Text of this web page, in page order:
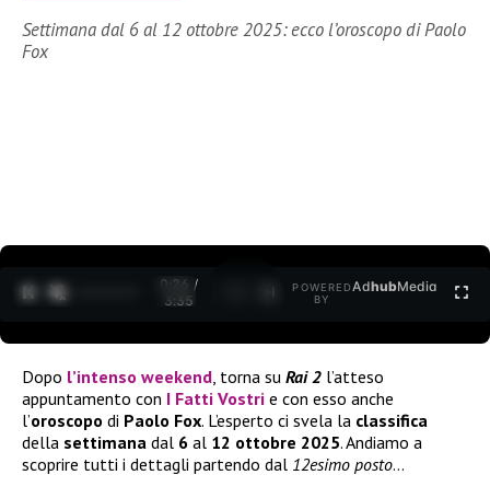
Settimana dal 6 al 12 ottobre 2025: ecco l’oroscopo di Paolo
Fox
0:27 /
3:35
POWERED
BY
AdhubMedia
Dopo l’intenso weekend , torna su Rai 2 l’atteso
appuntamento con I Fatti Vostri e con esso anche
l’oroscopo di Paolo Fox. L’esperto ci svela la classifica
della settimana dal 6 al 12 ottobre 2025. Andiamo a
scoprire tutti i dettagli partendo dal 12esimo posto…